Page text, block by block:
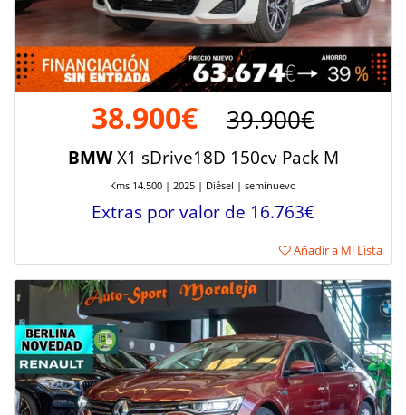
38.900€ 39.900€
BMWX1 sDrive18D 150cv Pack M
Kms 14.500 | 2025 | Diésel | seminuevo
Extras por valor de 16.763€
Añadir a Mi Lista